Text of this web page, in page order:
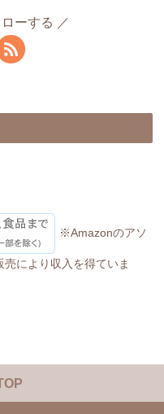
ーする
※Amazonのアソ
により収入を得ていま